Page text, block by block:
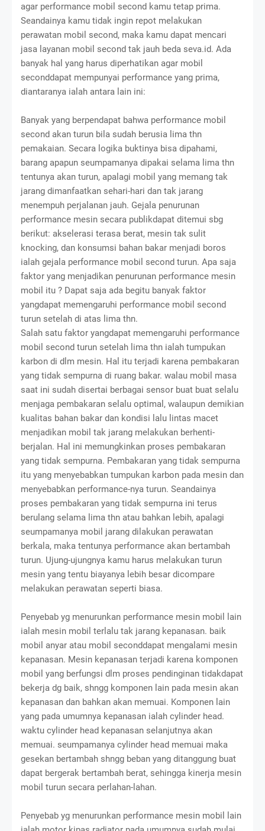
agar performance mobil second kamu tetap prima.
Seandainya kamu tidak ingin repot melakukan
perawatan mobil second, maka kamu dapat mencari
jasa layanan mobil second tak jauh beda seva.id. Ada
banyak hal yang harus diperhatikan agar mobil
seconddapat mempunyai performance yang prima,
diantaranya ialah antara lain ini:
Banyak yang berpendapat bahwa performance mobil
second akan turun bila sudah berusia lima thn
pemakaian. Secara logika buktinya bisa dipahami,
barang apapun seumpamanya dipakai selama lima thn
tentunya akan turun, apalagi mobil yang memang tak
jarang dimanfaatkan sehari-hari dan tak jarang
menempuh perjalanan jauh. Gejala penurunan
performance mesin secara publikdapat ditemui sbg
berikut: akselerasi terasa berat, mesin tak sulit
knocking, dan konsumsi bahan bakar menjadi boros
ialah gejala performance mobil second turun. Apa saja
faktor yang menjadikan penurunan performance mesin
mobil itu ? Dapat saja ada begitu banyak faktor
yangdapat memengaruhi performance mobil second
turun setelah di atas lima thn.
Salah satu faktor yangdapat memengaruhi performance
mobil second turun setelah lima thn ialah tumpukan
karbon di dlm mesin. Hal itu terjadi karena pembakaran
yang tidak sempurna di ruang bakar. walau mobil masa
saat ini sudah disertai berbagai sensor buat buat selalu
menjaga pembakaran selalu optimal, walaupun demikian
kualitas bahan bakar dan kondisi lalu lintas macet
menjadikan mobil tak jarang melakukan berhenti-
berjalan. Hal ini memungkinkan proses pembakaran
yang tidak sempurna. Pembakaran yang tidak sempurna
itu yang menyebabkan tumpukan karbon pada mesin dan
menyebabkan performance-nya turun. Seandainya
proses pembakaran yang tidak sempurna ini terus
berulang selama lima thn atau bahkan lebih, apalagi
seumpamanya mobil jarang dilakukan perawatan
berkala, maka tentunya performance akan bertambah
turun. Ujung-ujungnya kamu harus melakukan turun
mesin yang tentu biayanya lebih besar dicompare
melakukan perawatan seperti biasa.
Penyebab yg menurunkan performance mesin mobil lain
ialah mesin mobil terlalu tak jarang kepanasan. baik
mobil anyar atau mobil seconddapat mengalami mesin
kepanasan. Mesin kepanasan terjadi karena komponen
mobil yang berfungsi dlm proses pendinginan tidakdapat
bekerja dg baik, shngg komponen lain pada mesin akan
kepanasan dan bahkan akan memuai. Komponen lain
yang pada umumnya kepanasan ialah cylinder head.
waktu cylinder head kepanasan selanjutnya akan
memuai. seumpamanya cylinder head memuai maka
gesekan bertambah shngg beban yang ditanggung buat
dapat bergerak bertambah berat, sehingga kinerja mesin
mobil turun secara perlahan-lahan.
Penyebab yg menurunkan performance mesin mobil lain